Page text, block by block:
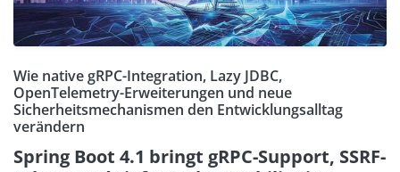
Wie native gRPC-Integration, Lazy JDBC,
OpenTelemetry-Erweiterungen und neue
Sicherheitsmechanismen den Entwicklungsalltag
verändern
Spring Boot 4.1 bringt gRPC-Support, SSRF-